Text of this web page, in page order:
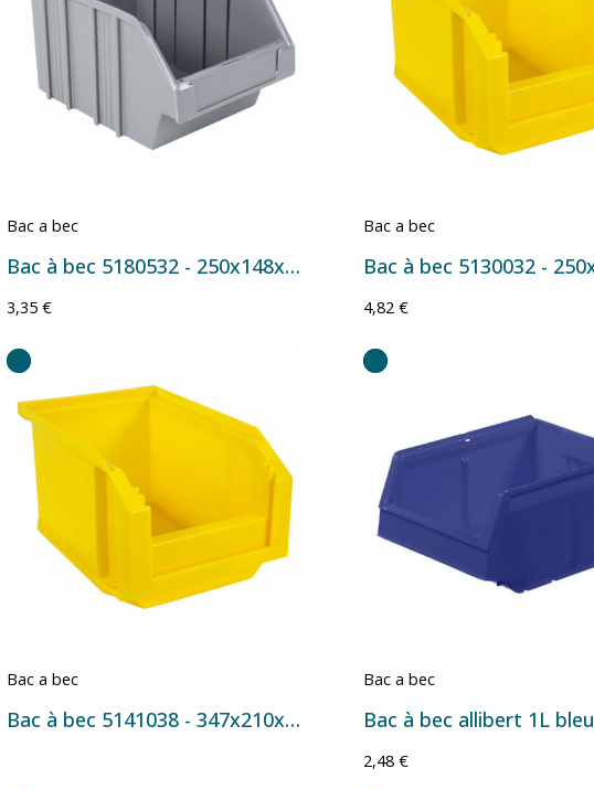
Bac a bec
Bac à bec 5180532 - 250x148x130 mm - 4 L Gris
3,35 €
Bac a bec
4,82 €
Bac a bec
Bac à bec 5141038 - 347x210x200 mm - 11 L Jaune
Bac a bec
Bac à bec allibert 1L bleu
2,48 €